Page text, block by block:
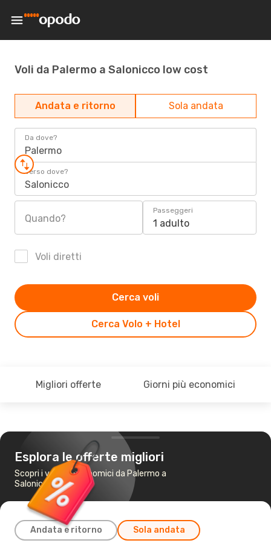
Voli da Palermo a Salonicco low cost
Andata e ritorno Sola andata
Da dove?
Palermo
Verso dove?
Salonicco
Quando?
Passeggeri
1 adulto
Voli diretti
Cerca Volo + Hotel
Cerca voli
Migliori offerte Giorni più economici
Esplora le offerte migliori
Scopri i voli più economici da Palermo a
Salonicco
Andata e ritorno Sola andata